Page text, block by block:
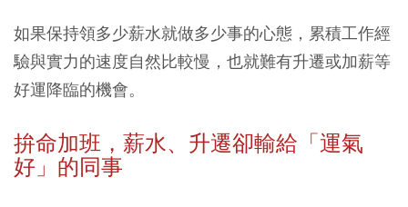
如果保持領多少薪水就做多少事的心態，累積工作經
驗與實力的速度自然比較慢，也就難有升遷或加薪等
好運降臨的機會。
拚命加班，薪水、升遷卻輸給「運氣
好」的同事